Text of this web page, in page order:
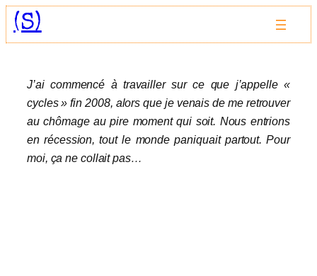
Aller
au(S)
J’ai commencé à travailler sur ce que j’appelle «
cycles » fin 2008, alors que je venais de me retrouver
au chômage au pire moment qui soit. Nous entrions
en récession, tout le monde paniquait partout. Pour
moi, ça ne collait pas…